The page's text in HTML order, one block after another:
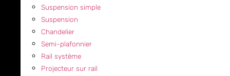
Suspension simple
Suspension
Chandelier
Semi-plafonnier
Rail système
Projecteur sur rail